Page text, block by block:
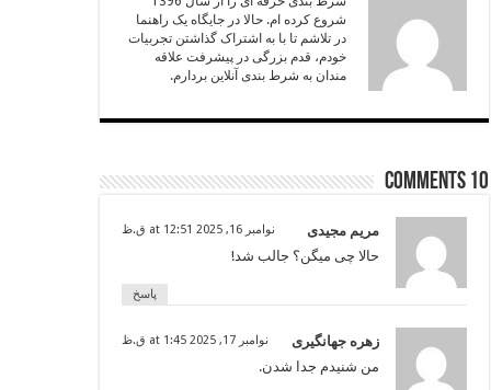
شروع کرده ام. حالا در جایگاه یک راهنما
در تلاشم تا با به اشتراک گذاشتن تجربیات
خودم، قدم بزرگی در پیشرفت علاقه
مندان به شرط بندی آنلاین بردارم.
10 comments
مریم مجیدی نوامبر 16, 2025 at 12:51 ق.ظ
حالا چی میگن؟ جالب شد!
پاسخ
زهره جهانگیری نوامبر 17, 2025 at 1:45 ق.ظ
من شنیدم جدا شدن.